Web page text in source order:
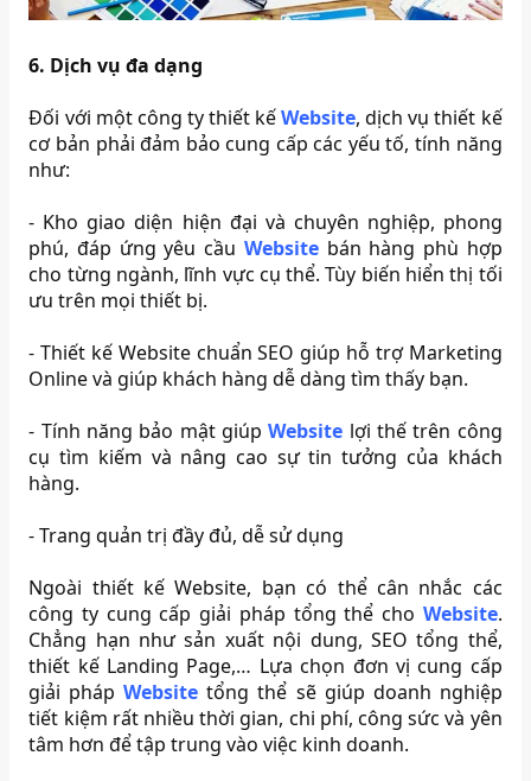
6. Dịch vụ đa dạng
Đối với một công ty thiết kếWebsite, dịch vụ thiết kế
cơ bản phải đảm bảo cung cấp các yếu tố, tính năng
như:
- Kho giao diện hiện đại và chuyên nghiệp, phong
phú, đáp ứng yêu cầu Websitebán hàng phù hợp
cho từng ngành, lĩnh vực cụ thể. Tùy biến hiển thị tối
ưu trên mọi thiết bị.
- Thiết kế Website chuẩn SEO giúp hỗ trợ Marketing
Online và giúp khách hàng dễ dàng tìm thấy bạn.
- Tính năng bảo mật giúpWebsite lợi thế trên công
cụ tìm kiếm và nâng cao sự tin tưởng của khách
hàng.
- Trang quản trị đầy đủ, dễ sử dụng
Ngoài thiết kế Website, bạn có thể cân nhắc các
công ty cung cấp giải pháp tổng thể cho Website.
Chẳng hạn như sản xuất nội dung, SEO tổng thể,
thiết kế Landing Page,… Lựa chọn đơn vị cung cấp
giải phápWebsite tổng thể sẽ giúp doanh nghiệp
tiết kiệm rất nhiều thời gian, chi phí, công sức và yên
tâm hơn để tập trung vào việc kinh doanh.